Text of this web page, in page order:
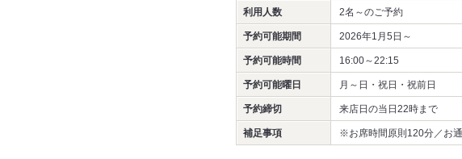
利用人数 2名～のご予約
予約可能期間 2026年1月5日～
予約可能時間 16:00～22:15
予約可能曜日 月～日・祝日・祝前日
予約締切 来店日の当日22時まで
補足事項 ※お席時間原則120分／お